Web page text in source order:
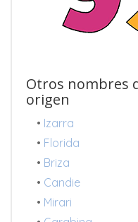
Otros nombres
origen
• Izarra
• Florida
• Briza
• Candie
• Mirari